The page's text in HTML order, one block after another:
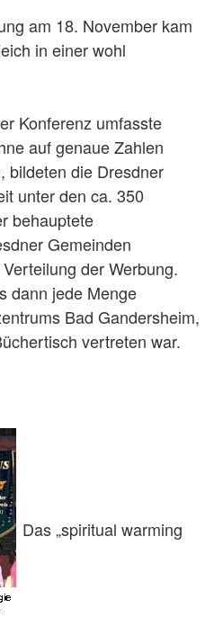
am 18. November kam
in einer wohl
Konferenz umfasste
auf genaue Zahlen
bildeten die Dresdner
unter den ca. 350
behauptete
Gemeinden
der Werbung.
dann jede Menge
Bad Gandersheim,
vertreten war.
Das „spiritual warming